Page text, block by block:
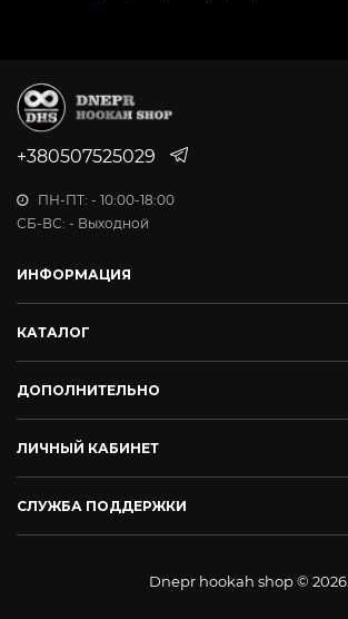
+380507525029
ПН-ПТ: - 10:00-18:00
СБ-ВС: - Выходной
ИНФОРМАЦИЯ
КАТАЛОГ
ДОПОЛНИТЕЛЬНО
ЛИЧНЫЙ КАБИНЕТ
СЛУЖБА ПОДДЕРЖКИ
Dnepr hookah shop © 2026.